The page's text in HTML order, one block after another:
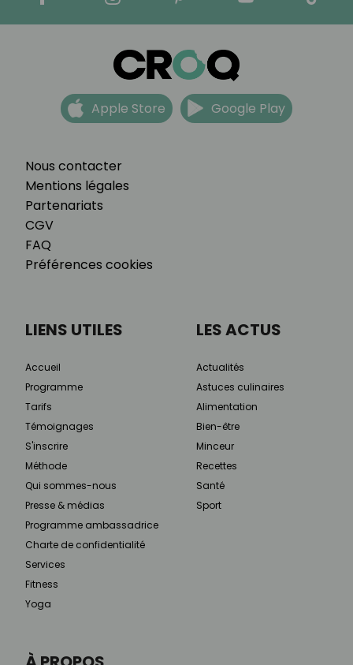
Nous contacter
Mentions légales
Partenariats
CGV
FAQ
Préférences cookies
Apple Store Google Play
LIENS UTILES
Accueil
Programme
Tarifs
Témoignages
S'inscrire
Méthode
Qui sommes-nous
Presse & médias
Programme ambassadrice
Charte de confidentialité
Services
Fitness
Yoga
LES ACTUS
Actualités
Astuces culinaires
Alimentation
Bien-être
Minceur
Recettes
Santé
Sport